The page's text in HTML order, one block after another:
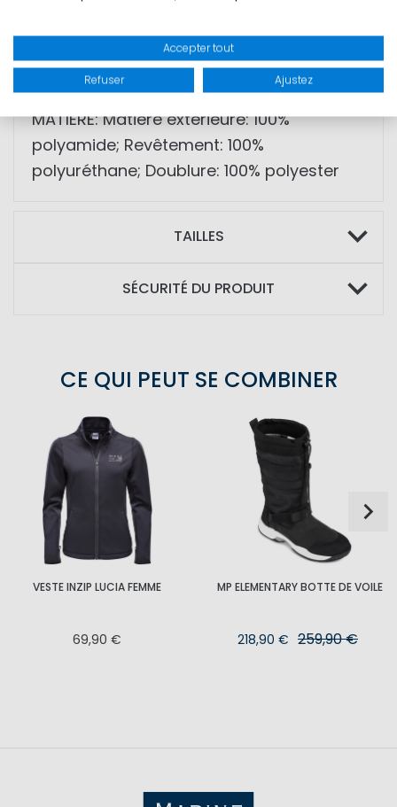
• Adaptée aux sorties offshore courtes,
au coaching et à la navigation côtière
MATIÈRE: Matière extérieure: 100%
polyamide; Revêtement: 100%
polyuréthane; Doublure: 100% polyester
TAILLES
SÉCURITÉ DU PRODUIT
CE QUI PEUT SE COMBINER
VESTE INZIP LUCIA FEMME
69,90 €
MP ELEMENTARY BOTTE DE VOILE
218,90 € 259,90 €
Accepter tout
Refuser Ajustez